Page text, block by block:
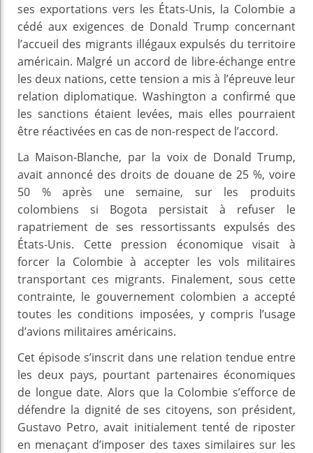
ses exportations vers les États-Unis, la Colombie a
cédé aux exigences de Donald Trump concernant
l’accueil des migrants illégaux expulsés du territoire
américain. Malgré un accord de libre-échange entre
les deux nations, cette tension a mis à l’épreuve leur
relation diplomatique. Washington a confirmé que
les sanctions étaient levées, mais elles pourraient
être réactivées en cas de non-respect de l’accord.
La Maison-Blanche, par la voix de Donald Trump,
avait annoncé des droits de douane de 25 %, voire
50 % après une semaine, sur les produits
colombiens si Bogota persistait à refuser le
rapatriement de ses ressortissants expulsés des
États-Unis. Cette pression économique visait à
forcer la Colombie à accepter les vols militaires
transportant ces migrants. Finalement, sous cette
contrainte, le gouvernement colombien a accepté
toutes les conditions imposées, y compris l’usage
d’avions militaires américains.
Cet épisode s’inscrit dans une relation tendue entre
les deux pays, pourtant partenaires économiques
de longue date. Alors que la Colombie s’efforce de
défendre la dignité de ses citoyens, son président,
Gustavo Petro, avait initialement tenté de riposter
en menaçant d’imposer des taxes similaires sur les